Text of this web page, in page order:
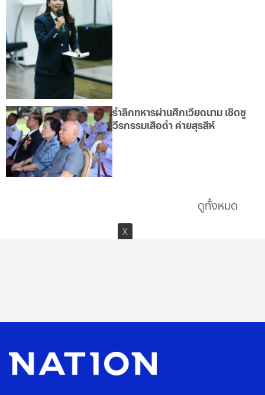
รำลึกทหารผ่านศึกเวียดนาม เชิดชู
วีรกรรมเสือดำ ค่ายสุรสีห์
ดูทั้งหมด